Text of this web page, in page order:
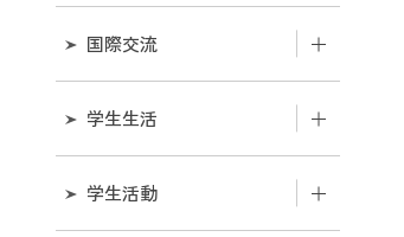
授業
単位互換
いて
入学料・授業料の納入証明
書発行について
について
ポスター等掲示及びチラシ
在学生の方へ
教職員の方へ
国際交流
留学について
学生生活
学生支援ガイダンス
学生活動